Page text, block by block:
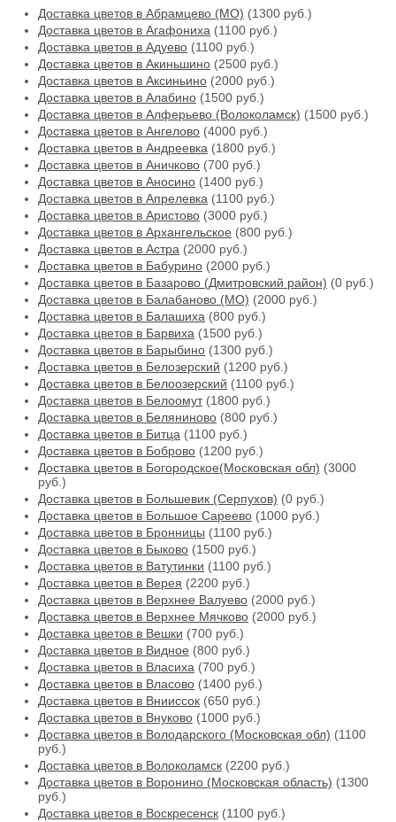
Доставка цветов в Абрамцево (МО) (1300 руб.)
Доставка цветов в Агафониха (1100 руб.)
Доставка цветов в Адуево (1100 руб.)
Доставка цветов в Акиньшино (2500 руб.)
Доставка цветов в Аксиньино (2000 руб.)
Доставка цветов в Алабино (1500 руб.)
Доставка цветов в Алферьево (Волоколамск) (1500 руб.)
Доставка цветов в Ангелово (4000 руб.)
Доставка цветов в Андреевка (1800 руб.)
Доставка цветов в Аничково (700 руб.)
Доставка цветов в Аносино (1400 руб.)
Доставка цветов в Апрелевка (1100 руб.)
Доставка цветов в Аристово (3000 руб.)
Доставка цветов в Архангельское (800 руб.)
Доставка цветов в Астра (2000 руб.)
Доставка цветов в Бабурино (2000 руб.)
Доставка цветов в Базарово (Дмитровский район) (0 руб.)
Доставка цветов в Балабаново (МО) (2000 руб.)
Доставка цветов в Балашиха (800 руб.)
Доставка цветов в Барвиха (1500 руб.)
Доставка цветов в Барыбино (1300 руб.)
Доставка цветов в Белозерский (1200 руб.)
Доставка цветов в Белоозерский (1100 руб.)
Доставка цветов в Белоомут(1800 руб.)
Доставка цветов в Беляниново (800 руб.)
Доставка цветов в Битца (1100 руб.)
Доставка цветов в Боброво (1200 руб.)
Доставка цветов в Богородское(Московская обл) (3000
руб.)
Доставка цветов в Большевик (Серпухов) (0 руб.)
Доставка цветов в Большое Сареево (1000 руб.)
Доставка цветов в Бронницы (1100 руб.)
Доставка цветов в Быково (1500 руб.)
Доставка цветов в Ватутинки (1100 руб.)
Доставка цветов в Верея (2200 руб.)
Доставка цветов в Верхнее Валуево (2000 руб.)
Доставка цветов в Верхнее Мячково (2000 руб.)
Доставка цветов в Вешки (700 руб.)
Доставка цветов в Видное (800 руб.)
Доставка цветов в Власиха (700 руб.)
Доставка цветов в Власово (1400 руб.)
Доставка цветов в Внииссок (650 руб.)
Доставка цветов в Внуково (1000 руб.)
Доставка цветов в Володарского (Московская обл) (1100
руб.)
Доставка цветов в Волоколамск (2200 руб.)
Доставка цветов в Воронино (Московская область) (1300
руб.)
Доставка цветов в Воскресенск (1100 руб.)